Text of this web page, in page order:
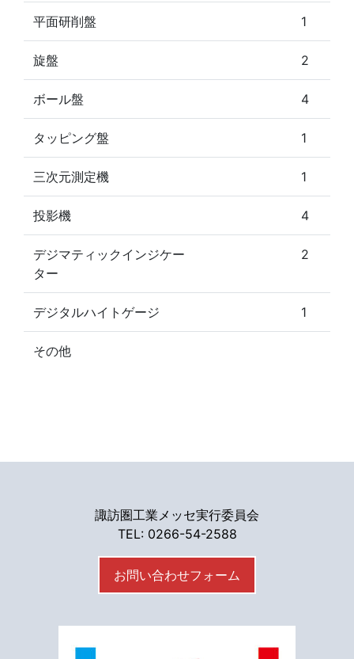
平面研削盤 1
旋盤 2
ボール盤 4
タッピング盤 1
三次元測定機 1
投影機 4
デジマティックインジケー
ター
2
デジタルハイトゲージ 1
その他
諏訪圏工業メッセ実行委員会
TEL: 0266-54-2588
お問い合わせフォーム